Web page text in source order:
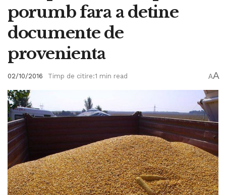
porumb fara a detine
documente de
provenienta
02/10/2016 Timp de citire:1 min read AA